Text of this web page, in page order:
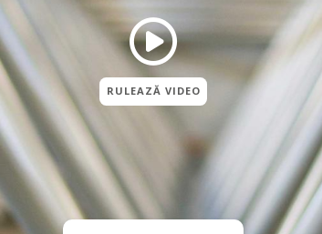
RULEAZĂ VIDEO